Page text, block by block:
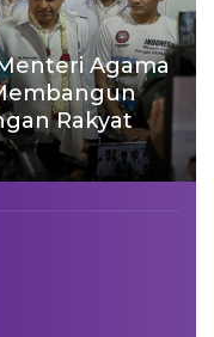
Agama
Rakyat